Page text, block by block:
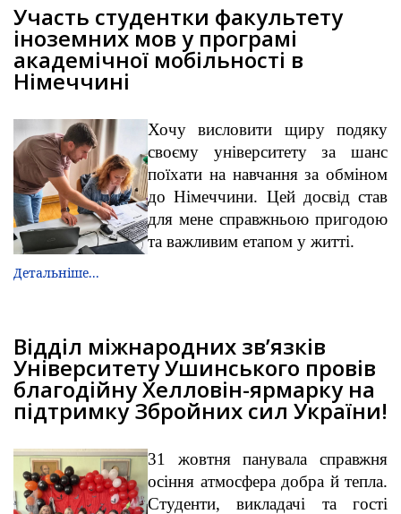
Участь студентки факультету
іноземних мов у програмі
академічної мобільності в
Німеччині
Хочу висловити щиру подяку
своєму університету за шанс
поїхати на навчання за обміном
до Німеччини. Цей досвід став
для мене справжньою пригодою
та важливим етапом у житті.
Детальніше...
Відділ міжнародних звʼязків
Університету Ушинського провів
благодійну Хелловін-ярмарку на
підтримку Збройних сил України!
31 жовтня панувала справжня
осіння атмосфера добра й тепла.
Студенти, викладачі та гості